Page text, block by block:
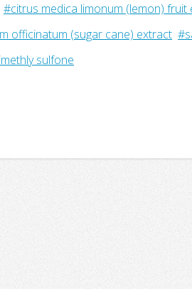
#citrus medica limonum (lemon) fruit
officinatum (sugar cane) extract
sulfone